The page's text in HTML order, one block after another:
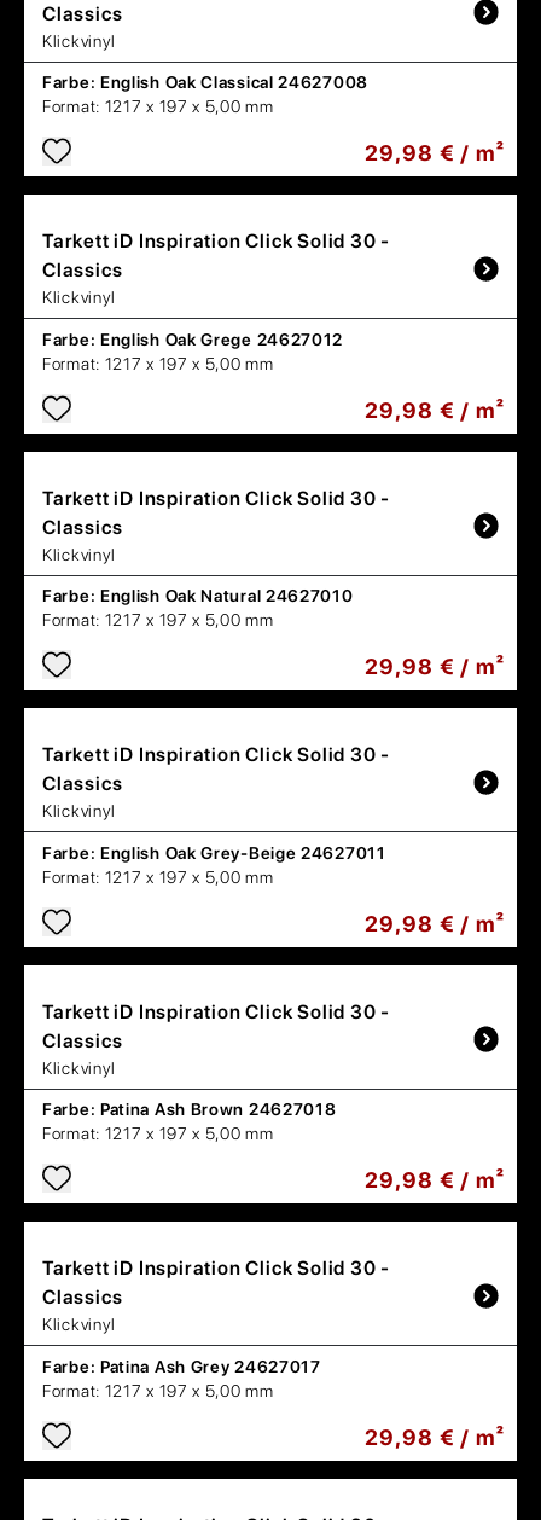
Classics
Klickvinyl
Farbe: English Oak Classical 24627008
Format: 1217 x 197 x 5,00 mm
29,98 € / m²
Tarkett iD Inspiration Click Solid 30 -
Classics
Klickvinyl
Farbe: English Oak Grege 24627012
Format: 1217 x 197 x 5,00 mm
29,98 € / m²
Tarkett iD Inspiration Click Solid 30 -
Classics
Klickvinyl
Farbe: English Oak Natural 24627010
Format: 1217 x 197 x 5,00 mm
29,98 € / m²
Tarkett iD Inspiration Click Solid 30 -
Classics
Klickvinyl
Farbe: English Oak Grey-Beige 24627011
Format: 1217 x 197 x 5,00 mm
29,98 € / m²
Tarkett iD Inspiration Click Solid 30 -
Classics
Klickvinyl
Farbe: Patina Ash Brown 24627018
Format: 1217 x 197 x 5,00 mm
29,98 € / m²
Tarkett iD Inspiration Click Solid 30 -
Classics
Klickvinyl
Farbe: Patina Ash Grey 24627017
Format: 1217 x 197 x 5,00 mm
29,98 € / m²